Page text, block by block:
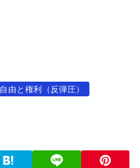
自由と権利（反弾圧）